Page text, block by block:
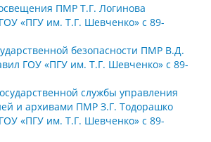
ПМР Т.Г. Логинова
«ПГУ им. Т.Г. Шевченко» с 89-
безопасности ПМР В.Д.
ГОУ «ПГУ им. Т.Г. Шевченко» с 89-
службы управления
и архивами ПМР З.Г. Тодорашко
«ПГУ им. Т.Г. Шевченко» с 89-